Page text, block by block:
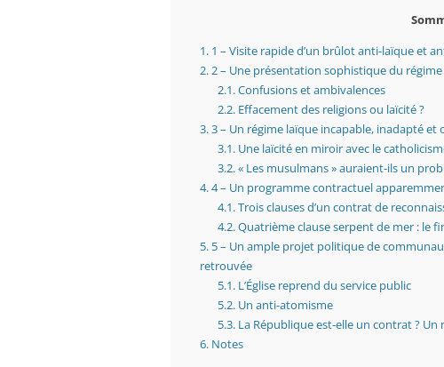
1. 1 – Visite rapide d’un brûlot anti-laïque et
2.2 – Une présentation sophistique du
2.1.Confusions et ambivalences
2.2.Effacement des religions ou laïcité ?
3.3 – Un régime laïque incapable, inadapté et
3.1.Une laïcité en miroir avec le
3.2.« Les musulmans » auraient-ils un
4.4 – Un programme contractuel
4.1.Trois clauses d’un contrat de
4.2.Quatrième clause serpent de mer : le
5. 5 – Un ample projet politique de
retrouvée
5.1.L’Église reprend du service public
5.2.Un anti-atomisme
5.3.La République est-elle un contrat ?
6. Notes